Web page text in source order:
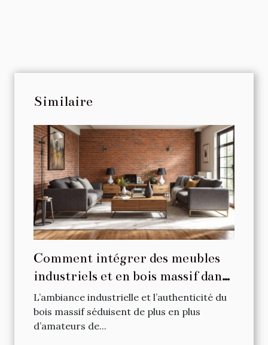
Similaire
Comment intégrer des meubles
industriels et en bois massif dans
votre intérieur ?
L’ambiance industrielle et l’authenticité du
bois massif séduisent de plus en plus
d’amateurs de...